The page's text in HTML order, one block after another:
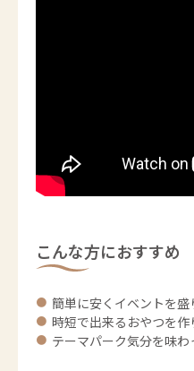
こんな方におすすめ
簡単に安くイベントを盛
時短で出来るおやつを作
テーマパーク気分を味